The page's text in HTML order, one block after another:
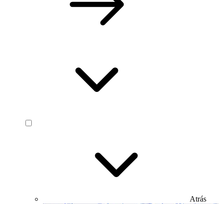
Atrás